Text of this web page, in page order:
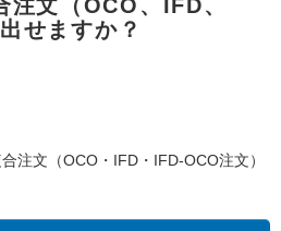
注文（OCO、IFD、
せますか？
注文（OCO・IFD・IFD-OCO注文）